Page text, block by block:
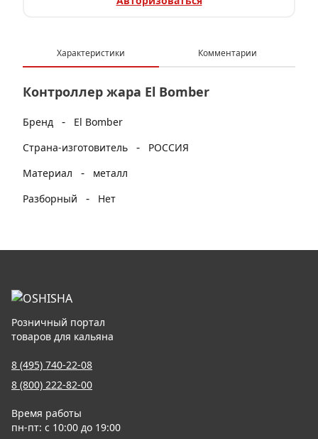
Характеристики Комментарии
Контроллер жара El Bomber
Бренд -
El Bomber
Страна-изготовитель
-
РОССИЯ
Материал
-
металл
Разборный
- Нет
Розничный портал
товаров для кальяна
8 (495) 740-22-08
8 (800) 222-82-00
Время работы
пн-пт: с 10:00 до 19:00